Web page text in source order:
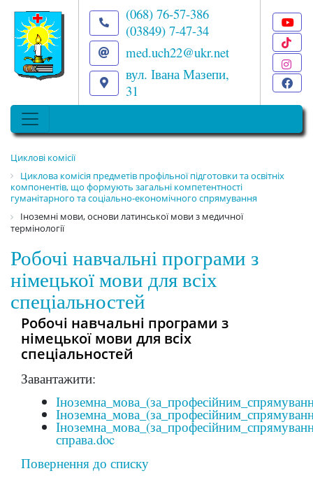
(068) 76-57-386
(03849) 7-47-34
med.uch22@ukr.net
вул. Івана Мазепи,
31
Циклові комісії
Циклова комісія предметів профільної підготовки та освітніх
компонентів, що формують загальні компетентності
гуманітарного та соціально-економічного спрямування
Іноземні мови, основи латинської мови з медичної
термінології
Робочі навчальні програми з
німецької мови для всіх
спеціальностей
Робочі навчальні програми з
німецької мови для всіх
спеціальностей
Завантажити:
справа.doc
Повернення до списку